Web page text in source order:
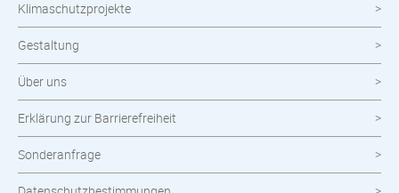
Klimaschutzprojekte
Gestaltung
Über uns
Erklärung zur Barrierefreiheit
Sonderanfrage